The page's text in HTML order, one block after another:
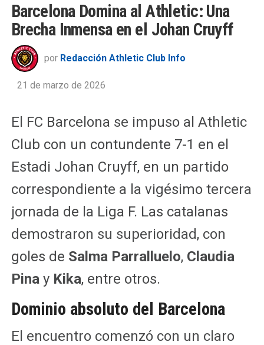
Barcelona Domina al Athletic: Una
Brecha Inmensa en el Johan Cruyff
por Redacción Athletic Club Info
21 de marzo de 2026
El FC Barcelona se impuso al Athletic
Club con un contundente 7-1 en el
Estadi Johan Cruyff, en un partido
correspondiente a la vigésimo tercera
jornada de la Liga F. Las catalanas
demostraron su superioridad, con
goles de Salma Parralluelo, Claudia
Pinay Kika, entre otros.
Dominio absoluto del Barcelona
El encuentro comenzó con un claro